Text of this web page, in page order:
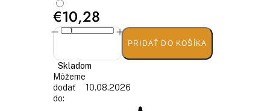
€10,28
PRIDAŤ DO KOŠÍKA
Skladom
Môžeme
dodať
do:
10.08.2026